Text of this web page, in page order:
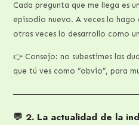
Cada pregunta que me llega es
episodio nuevo. A veces lo
otras veces lo desarrollo como
👉 Consejo: no subestimes las
que tú ves como “obvio”, para
💬 2. La actualidad de la